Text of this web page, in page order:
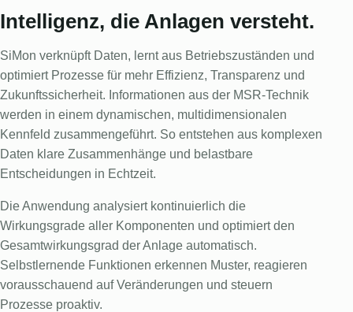
Intelligenz, die Anlagen versteht.
SiMon verknüpft Daten, lernt aus Betriebszuständen und
optimiert Prozesse für mehr Effizienz, Transparenz und
Zukunftssicherheit. Informationen aus der MSR-Technik
werden in einem dynamischen, multidimensionalen
Kennfeld zusammengeführt. So entstehen aus komplexen
Daten klare Zusammenhänge und belastbare
Entscheidungen in Echtzeit.
Die Anwendung analysiert kontinuierlich die
Wirkungsgrade aller Komponenten und optimiert den
Gesamtwirkungsgrad der Anlage automatisch.
Selbstlernende Funktionen erkennen Muster, reagieren
vorausschauend auf Veränderungen und steuern
Prozesse proaktiv.